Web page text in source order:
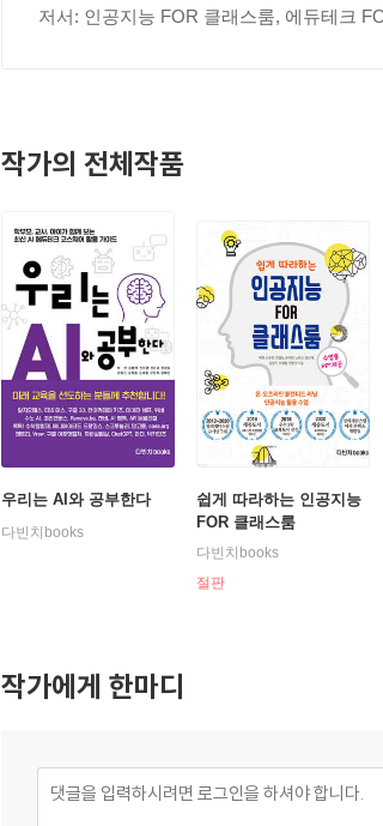
저서: 인공지능 FOR 클래스룸, 에듀테크
작가의 전체작품
우리는 AI와 공부한다
다빈치books
쉽게 따라하는 인공지능
FOR 클래스룸
다빈치books
절판
작가에게 한마디